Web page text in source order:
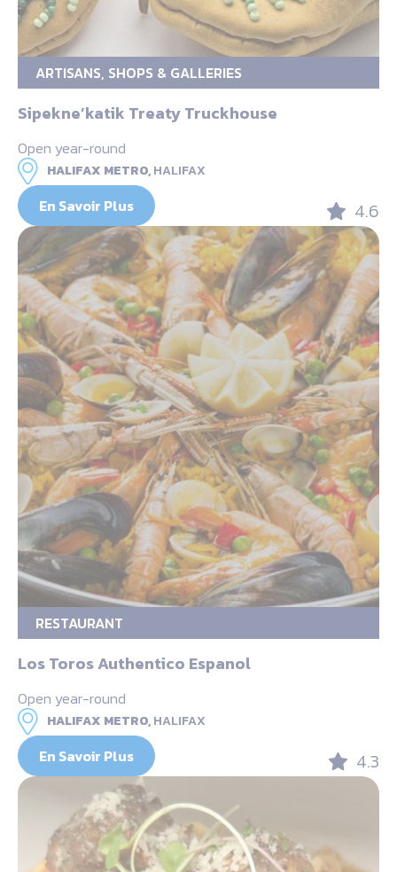
ARTISANS, SHOPS & GALLERIES
Sipekne’katik Treaty Truckhouse
Open year-round
HALIFAX METRO,HALIFAX
En Savoir Plus 4.6
RESTAURANT
Los Toros Authentico Espanol
Open year-round
HALIFAX METRO,HALIFAX
En Savoir Plus 4.3